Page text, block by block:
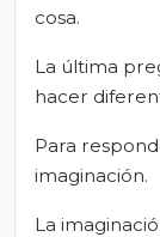
cosa.
La última
hacer
Para
imaginación.
La